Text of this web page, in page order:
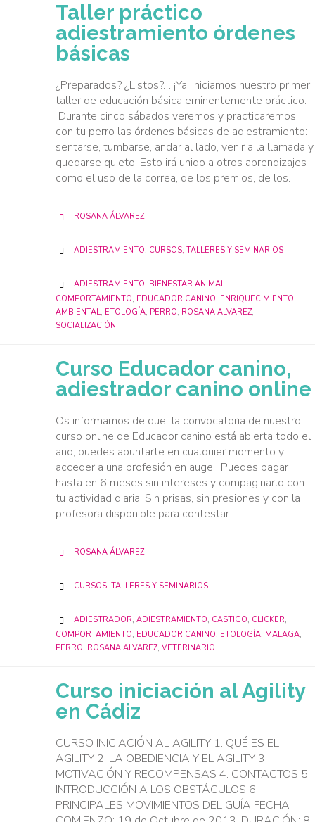
Taller práctico
adiestramiento órdenes
básicas
¿Preparados? ¿Listos?… ¡Ya! Iniciamos nuestro primer
taller de educación básica eminentemente práctico.
Durante cinco sábados veremos y practicaremos
con tu perro las órdenes básicas de adiestramiento:
sentarse, tumbarse, andar al lado, venir a la llamada y
quedarse quieto. Esto irá unido a otros aprendizajes
como el uso de la correa, de los premios, de los…
 ROSANA ÁLVAREZ
 CATEGORY
ADIESTRAMIENTO, CURSOS, TALLERES Y SEMINARIOS
 CATEGORY
ADIESTRAMIENTO, BIENESTAR ANIMAL,
COMPORTAMIENTO, EDUCADOR CANINO, ENRIQUECIMIENTO
AMBIENTAL, ETOLOGÍA, PERRO, ROSANA ALVAREZ,
SOCIALIZACIÓN
Curso Educador canino,
adiestrador canino online
Os informamos de que la convocatoria de nuestro
curso online de Educador canino está abierta todo el
año, puedes apuntarte en cualquier momento y
acceder a una profesión en auge. Puedes pagar
hasta en 6 meses sin intereses y compaginarlo con
tu actividad diaria. Sin prisas, sin presiones y con la
profesora disponible para contestar…
 ROSANA ÁLVAREZ
 CATEGORY
CURSOS, TALLERES Y SEMINARIOS
 CATEGORY
ADIESTRADOR, ADIESTRAMIENTO, CASTIGO, CLICKER,
COMPORTAMIENTO, EDUCADOR CANINO, ETOLOGÍA, MALAGA,
PERRO, ROSANA ALVAREZ, VETERINARIO
Curso iniciación al Agility
en Cádiz
CURSO INICIACIÓN AL AGILITY 1. QUÉ ES EL
AGILITY 2. LA OBEDIENCIA Y EL AGILITY 3.
MOTIVACIÓN Y RECOMPENSAS 4. CONTACTOS 5.
INTRODUCCIÓN A LOS OBSTÁCULOS 6.
PRINCIPALES MOVIMIENTOS DEL GUÍA FECHA